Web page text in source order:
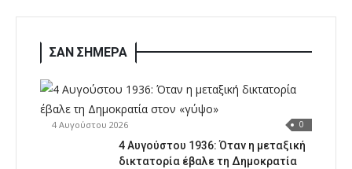
ΣΑΝ ΣΗΜΕΡΑ
4 Αυγούστου 2026 0
4 Αυγούστου 1936: Όταν η μεταξική
δικτατορία έβαλε τη Δημοκρατία